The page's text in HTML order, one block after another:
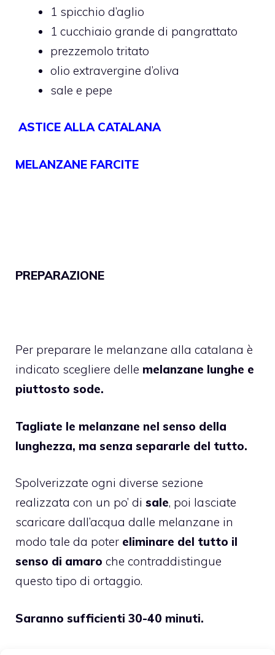
1 spicchio d’aglio
1 cucchiaio grande di pangrattato
prezzemolo tritato
olio extravergine d’oliva
sale e pepe
ASTICE ALLA CATALANA
MELANZANE FARCITE
PREPARAZIONE
Per preparare le melanzane alla catalana è
indicato scegliere delle melanzane lunghe e
piuttosto sode.
Tagliate le melanzane nel senso della
lunghezza, ma senza separarle del tutto.
Spolverizzate ogni diverse sezione
realizzata con un po’ di sale, poi lasciate
scaricare dall’acqua dalle melanzane in
modo tale da poter eliminare del tutto il
senso di amaro che contraddistingue
questo tipo di ortaggio.
Saranno sufficienti 30-40 minuti.